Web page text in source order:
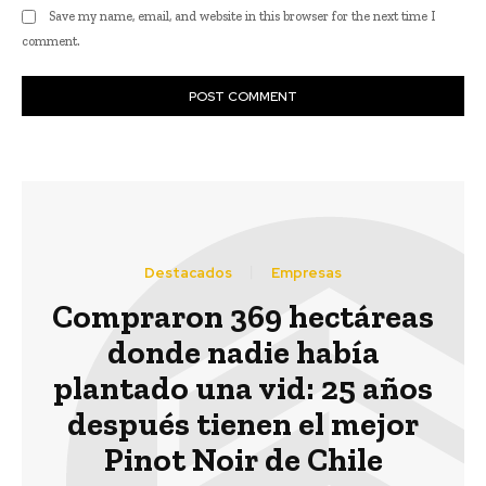
Save my name, email, and website in this browser for the next time I
comment.